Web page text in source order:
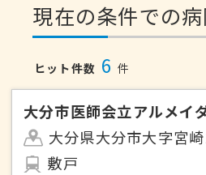
現在の条件での
ヒット件数 6 件
大分市医師会立アルメイ
大分県大分市大字宮
敷戸